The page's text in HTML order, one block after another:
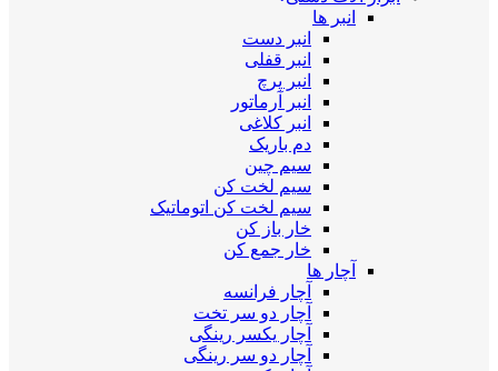
انبر ها
انبر دست
انبر قفلی
انبر پرچ
انبر آرماتور
انبر کلاغی
دم باریک
سیم چین
سیم لخت کن
سیم لخت کن اتوماتیک
خار باز کن
خار جمع کن
آچار ها
آچار فرانسه
آچار دو سر تخت
آچار یکسر رینگی
آچار دو سر رینگی